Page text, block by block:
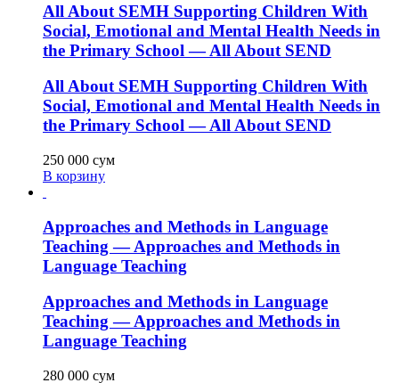
All About SEMH Supporting Children With
Social, Emotional and Mental Health Needs in
the Primary School — All About SEND
All About SEMH Supporting Children With
Social, Emotional and Mental Health Needs in
the Primary School — All About SEND
250 000 сум
В корзину
Approaches and Methods in Language
Teaching — Approaches and Methods in
Language Teaching
Approaches and Methods in Language
Teaching — Approaches and Methods in
Language Teaching
280 000 сум